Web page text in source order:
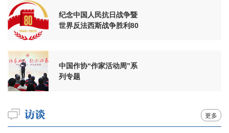
纪念中国人民抗日战争暨
世界反法西斯战争胜利80
中国作协“作家活动周”系
列专题
更多